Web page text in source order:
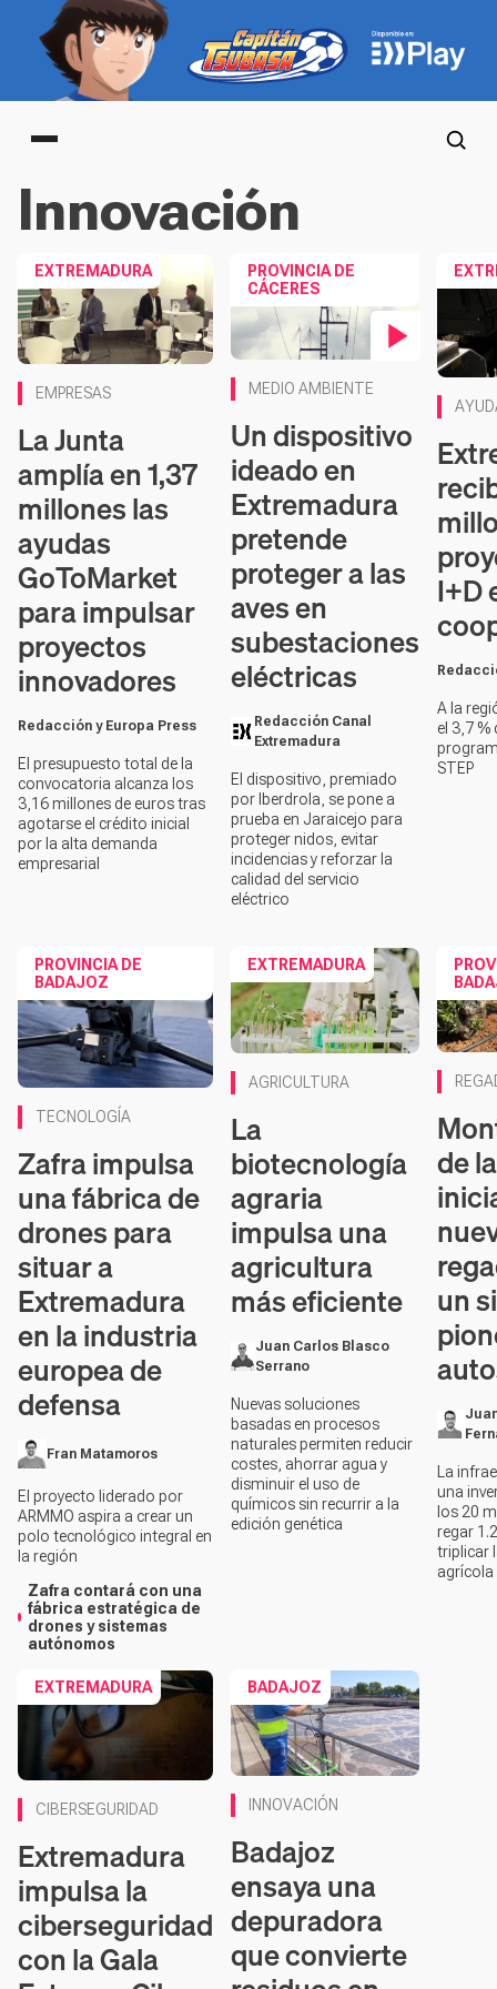
Main menu
Innovación
EXTREMADURA
EMPRESAS
La Junta
amplía en 1,37
millones las
ayudas
GoToMarket
para impulsar
proyectos
innovadores
Redacción y Europa Press
El presupuesto total de la
convocatoria alcanza los
3,16 millones de euros tras
agotarse el crédito inicial
por la alta demanda
empresarial
PROVINCIA DE
CÁCERES
MEDIO AMBIENTE
Un dispositivo
ideado en
Extremadura
pretende
proteger a las
aves en
subestaciones
eléctricas
Redacción Canal
Extremadura
El dispositivo, premiado
por Iberdrola, se pone a
prueba en Jaraicejo para
proteger nidos, evitar
incidencias y reforzar la
calidad del servicio
eléctrico
I+D
A la
el 3,7 %
STEP
PROVINCIA DE
BADAJOZ
TECNOLOGÍA
Zafra impulsa
una fábrica de
drones para
situar a
Extremadura
en la industria
europea de
defensa
Fran Matamoros
El proyecto liderado por
ARMMO aspira a crear un
polo tecnológico integral en
la región
Zafra contará con una
fábrica estratégica de
drones y sistemas
autónomos
EXTREMADURA
AGRICULTURA
La
biotecnología
agraria
impulsa una
agricultura
más eficiente
Juan Carlos Blasco
Serrano
Nuevas soluciones
basadas en procesos
naturales permiten reducir
costes, ahorrar agua y
disminuir el uso de
químicos sin recurrir a la
edición genética
de
un
La
una
los 20
regar
triplicar
agrícola
EXTREMADURA
CIBERSEGURIDAD
Extremadura
impulsa la
ciberseguridad
con la Gala
BADAJOZ
INNOVACIÓN
Badajoz
ensaya una
depuradora
que convierte